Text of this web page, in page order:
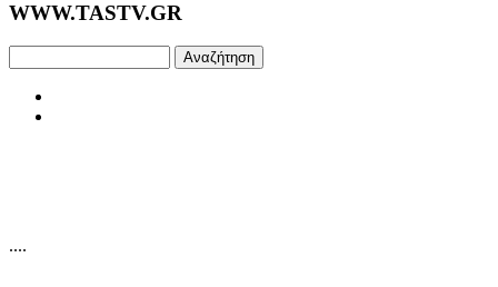
WWW.TASTV.GR
....